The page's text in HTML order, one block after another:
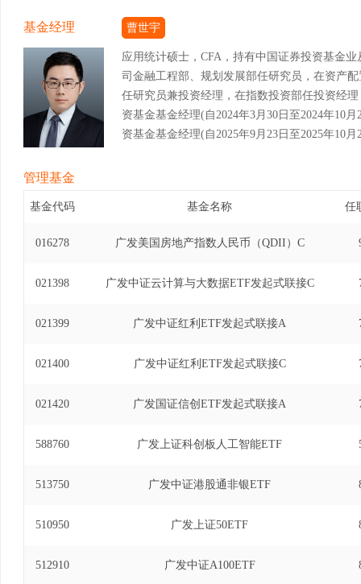
基金经理 曹世宇
应用统计硕士，CFA，持有中国证券投资基金
司金融工程部、规划发展部任研究员，在资产
任研究员兼投资经理，在指数投资部任投资经
资基金基金经理(自2024年3月30日至2024年10
资基金基金经理(自2025年9月23日至2025年10月
管理基金
基金代码 基金名称 任
016278 广发美国房地产指数人民币（QDII）C
021398 广发中证云计算与大数据ETF发起式联接C
021399 广发中证红利ETF发起式联接A
021400 广发中证红利ETF发起式联接C
021420 广发国证信创ETF发起式联接A
588760 广发上证科创板人工智能ETF
513750 广发中证港股通非银ETF
510950 广发上证50ETF
512910 广发中证A100ETF